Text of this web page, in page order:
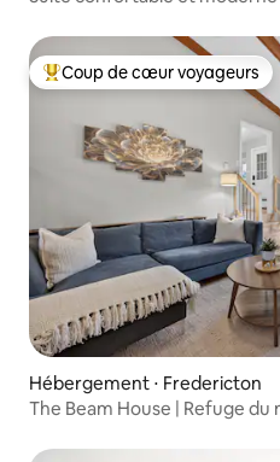
Coups de cœur voyageurs
Coup de cœur voyageurs
Hébergement ⋅ Fredericton
The Beam House | Refuge du